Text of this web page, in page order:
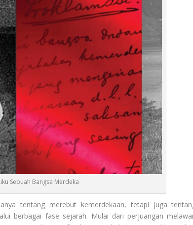
Sebuah Bangsa Merdeka
tentang merebut kemerdekaan, tetapi juga
berbagai fase sejarah. Mulai dari perjuangan